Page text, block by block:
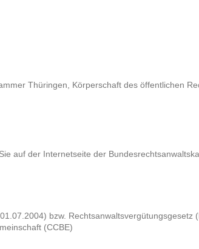
Thüringen, Körperschaft des öffentlichen
auf der Internetseite der
bzw. Rechtsanwaltsvergütungsgesetz
(CCBE)